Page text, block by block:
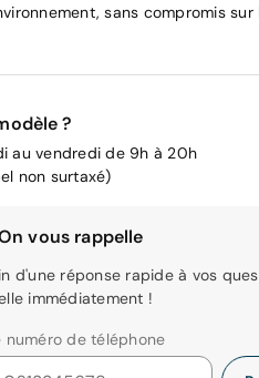
sans compromis sur
?
au vendredi de 9h à 20h
non surtaxé)
vous rappelle
d'une réponse rapide à vos
immédiatement !
numéro de téléphone